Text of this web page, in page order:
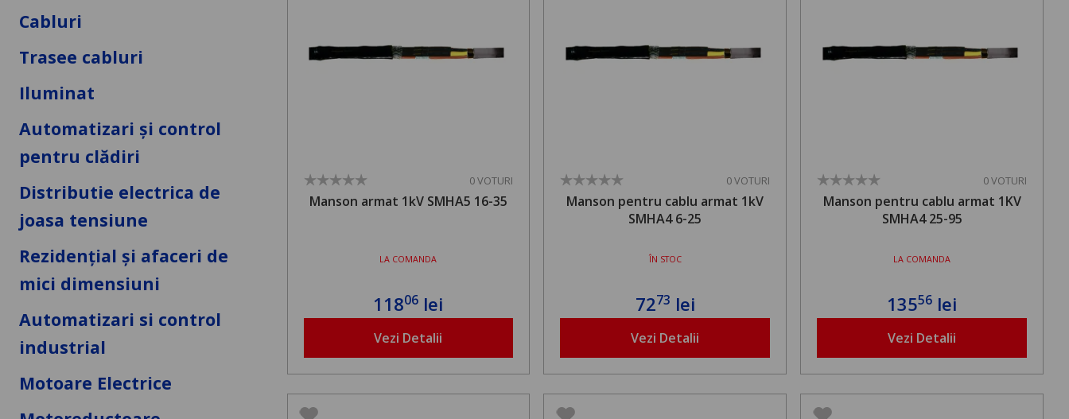
Cabluri
Trasee cabluri
Iluminat
Automatizari și control
pentru clădiri
Distributie electrica de
joasa tensiune
Rezidențial și afaceri de
mici dimensiuni
Automatizari si control
industrial
Motoare Electrice
0 VOTURI
Manson armat 1kV SMHA5 16-35
LA COMANDA
11806 lei
Vezi Detalii
0 VOTURI
Manson pentru cablu armat 1kV
SMHA4 6-25
ÎN STOC
7273 lei
Vezi Detalii
0 VOTURI
Manson pentru cablu armat 1KV
SMHA4 25-95
LA COMANDA
13556 lei
Vezi Detalii